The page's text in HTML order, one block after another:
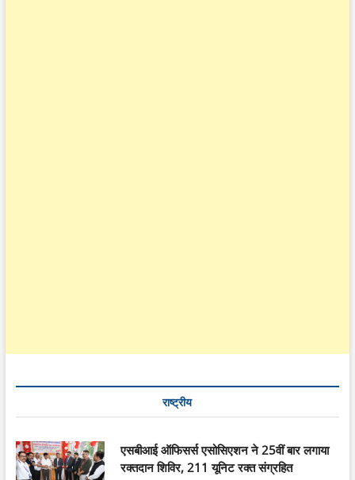
राष्ट्रीय
एसबीआई ऑफिसर्स एसोसिएशन ने 25वीं बार लगाया
रक्तदान शिविर, 211 यूनिट रक्त संग्रहित